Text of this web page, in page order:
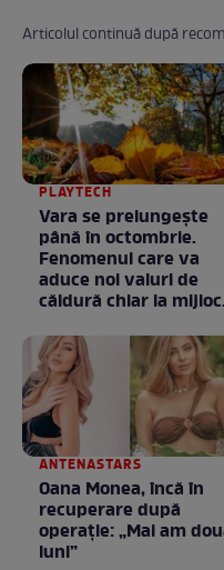
Articolul continuă după
PLAYTECH
Vara se prelungeşte
până în octombrie.
Fenomenul care va
aduce noi valuri de
căldură chiar la
ANTENASTARS
Oana Monea, încă în
recuperare după
operație: „Mai am
luni”